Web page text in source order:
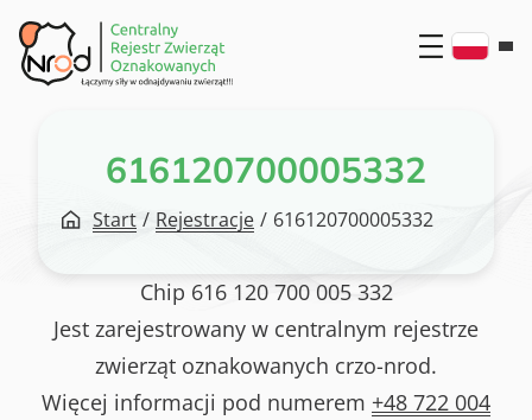
Przejdź
do
treści
616120700005332
Start / Rejestracje / 616120700005332
Chip 616 120 700 005 332
Jest zarejestrowany w centralnym rejestrze
zwierząt oznakowanych crzo-nrod.
Więcej informacji pod numerem +48 722 004